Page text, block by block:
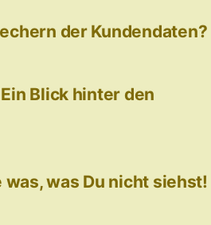
der Kundendaten?
Blick hinter den
was Du nicht siehst!